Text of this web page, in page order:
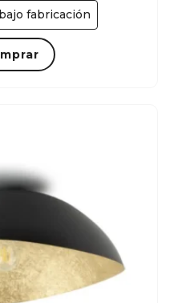
fabricación